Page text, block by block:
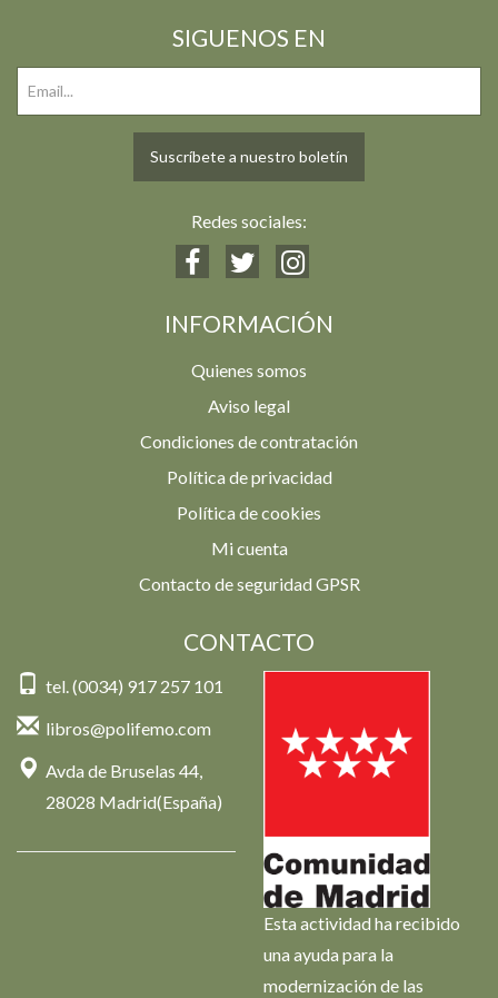
SIGUENOS EN
Suscríbete a nuestro boletín
Redes sociales:
INFORMACIÓN
Quienes somos
Aviso legal
Condiciones de contratación
Política de privacidad
Política de cookies
Mi cuenta
Contacto de seguridad GPSR
CONTACTO
tel. (0034) 917 257 101
libros@polifemo.com
Avda de Bruselas 44,
28028 Madrid(España)
Esta actividad ha recibido
una ayuda para la
modernización de las